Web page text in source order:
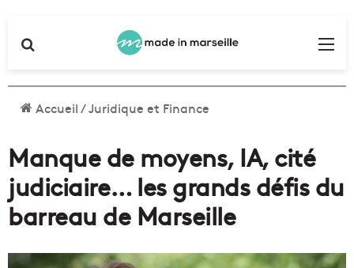
Accueil/Juridique et Finance
Manque de moyens, IA, cité
judiciaire… les grands défis du
barreau de Marseille